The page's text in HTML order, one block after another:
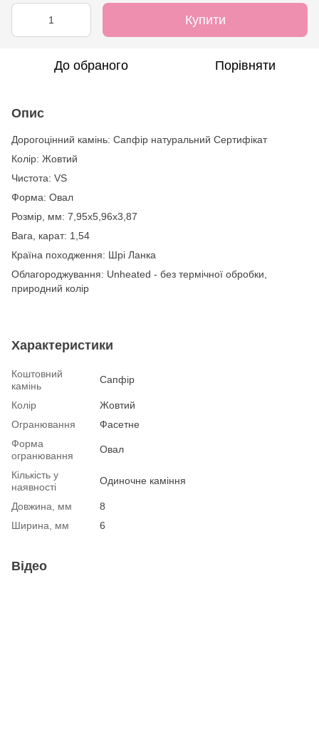
Купити
До обраного Порівняти
Опис
Дорогоцінний камінь: Сапфір натуральний Сертифікат
Колір: Жовтий
Чистота: VS
Форма: Овал
Розмір, мм: 7,95х5,96х3,87
Вага, карат: 1,54
Країна походження: Шрі Ланка
Облагороджування: Unheated - без термічної обробки,
природний колір
Характеристики
Коштовний
камінь
Сапфір
Колір
Жовтий
Огранювання
Фасетне
Форма
огранювання
Овал
Кількість у
наявності
Одиночне каміння
Довжина, мм
8
Ширина, мм
6
Відео